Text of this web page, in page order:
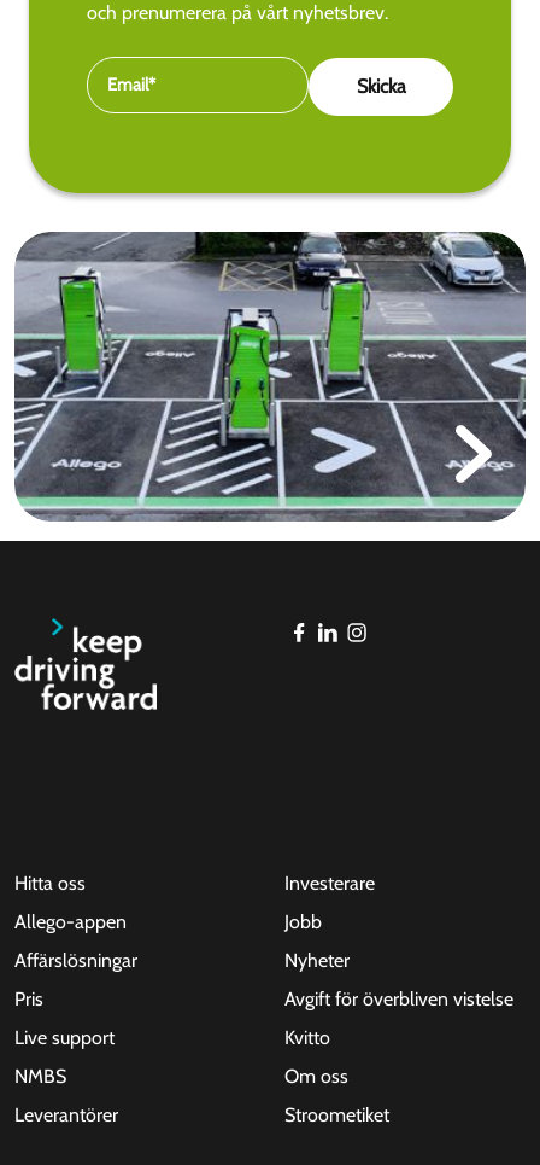
och prenumerera på vårt nyhetsbrev.
Hitta oss
Allego-appen
Affärslösningar
Pris
Live support
NMBS
Leverantörer
Investerare
Jobb
Nyheter
Avgift för överbliven vistelse
Kvitto
Om oss
Stroometiket